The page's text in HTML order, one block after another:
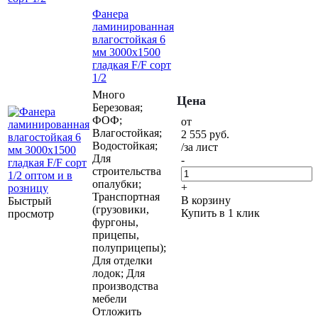
Быстрый
просмотр
Фанера
ламинированная
влагостойкая 6
мм 3000х1500
гладкая F/F сорт
1/2
Много
Березовая;
ФОФ;
Влагостойкая;
Водостойкая;
Для
строительства
опалубки;
Транспортная
(грузовики,
фургоны,
прицепы,
полуприцепы);
Для отделки
лодок; Для
производства
мебели
Отложить
Цена
от
2 555 руб.
/за лист
-
+
В корзину
Купить в 1 клик